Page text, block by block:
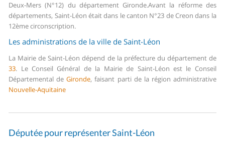
Deux-Mers (N°12) du département Gironde.Avant la réforme des
départements, Saint-Léon était dans le canton N°23 de Creon dans la
12ème circonscription.
Les administrations de la ville de Saint-Léon
La Mairie de Saint-Léon dépend de la préfecture du département de
33. Le Conseil Général de la Mairie de Saint-Léon est le Conseil
Départemental deGironde, faisant parti de la région administrative
Nouvelle-Aquitaine
Députée pour représenter Saint-Léon